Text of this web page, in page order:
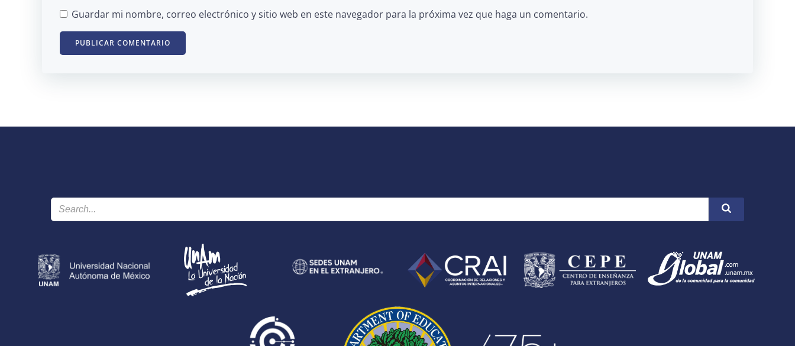
Guardar mi nombre, correo electrónico y sitio web en este navegador para la próxima vez que haga un comentario.